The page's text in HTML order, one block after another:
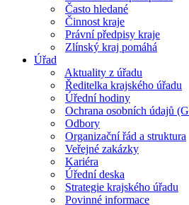
Často hledané
Činnost kraje
Právní předpisy kraje
Zlínský kraj pomáhá
Úřad
Aktuality z úřadu
Ředitelka krajského úřadu
Úřední hodiny
Ochrana osobních údajů
Odbory
Organizační řád a struktura
Veřejné zakázky
Kariéra
Úřední deska
Strategie krajského úřadu
Povinné informace